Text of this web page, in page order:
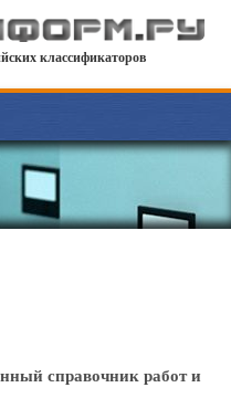
классификаторов
справочник работ и